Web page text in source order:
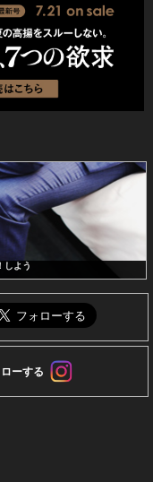
しよう
ーする